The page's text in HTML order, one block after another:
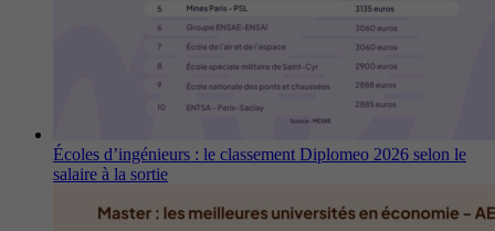
Écoles d’ingénieurs : le classement Diplomeo 2026 selon le
salaire à la sortie